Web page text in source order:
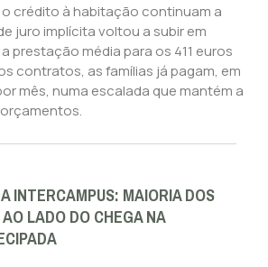
crédito à habitação continuam a
juro implícita voltou a subir em
prestação média para os 411 euros
contratos, as famílias já pagam, em
mês, numa escalada que mantém a
INTERCAMPUS: MAIORIA DOS
LADO DO CHEGA NA